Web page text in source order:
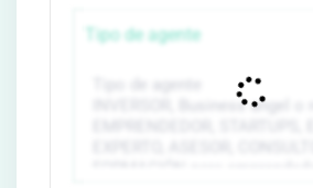
Tipo de agente